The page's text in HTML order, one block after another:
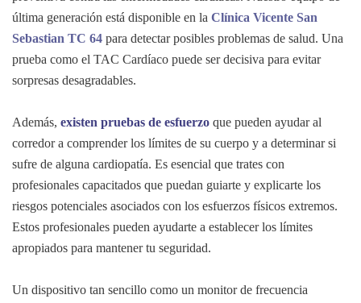
última generación está disponible en la Clínica Vicente San
Sebastian TC 64 para detectar posibles problemas de salud. Una
prueba como el TAC Cardíaco puede ser decisiva para evitar
sorpresas desagradables.
Además, existen pruebas de esfuerzo que pueden ayudar al
corredor a comprender los límites de su cuerpo y a determinar si
sufre de alguna cardiopatía. Es esencial que trates con
profesionales capacitados que puedan guiarte y explicarte los
riesgos potenciales asociados con los esfuerzos físicos extremos.
Estos profesionales pueden ayudarte a establecer los límites
apropiados para mantener tu seguridad.
Un dispositivo tan sencillo como un monitor de frecuencia